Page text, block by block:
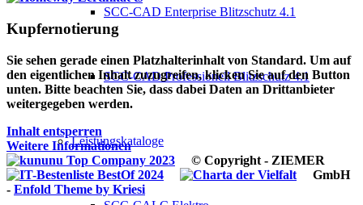
SCC-CAD Enterprise Blitzschutz 4.1
SCC-CAD Professionell Blitzschutz 4.1
Leistungskataloge
Kupfernotierung
Sie sehen gerade einen Platzhalterinhalt von Standard. Um auf
den eigentlichen Inhalt zuzugreifen, klicken Sie auf den Button
unten. Bitte beachten Sie, dass dabei Daten an Drittanbieter
weitergegeben werden.
Inhalt entsperren
Weitere Informationen
© Copyright - ZIEMER
GmbH
- Enfold Theme by Kriesi